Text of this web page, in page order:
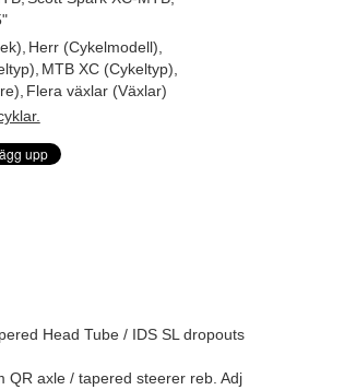
Herr (Cykelmodell)
MTB XC (Cykeltyp)
Flera växlar (Växlar)
Head Tube / IDS SL dropouts
axle / tapered steerer reb. Adj